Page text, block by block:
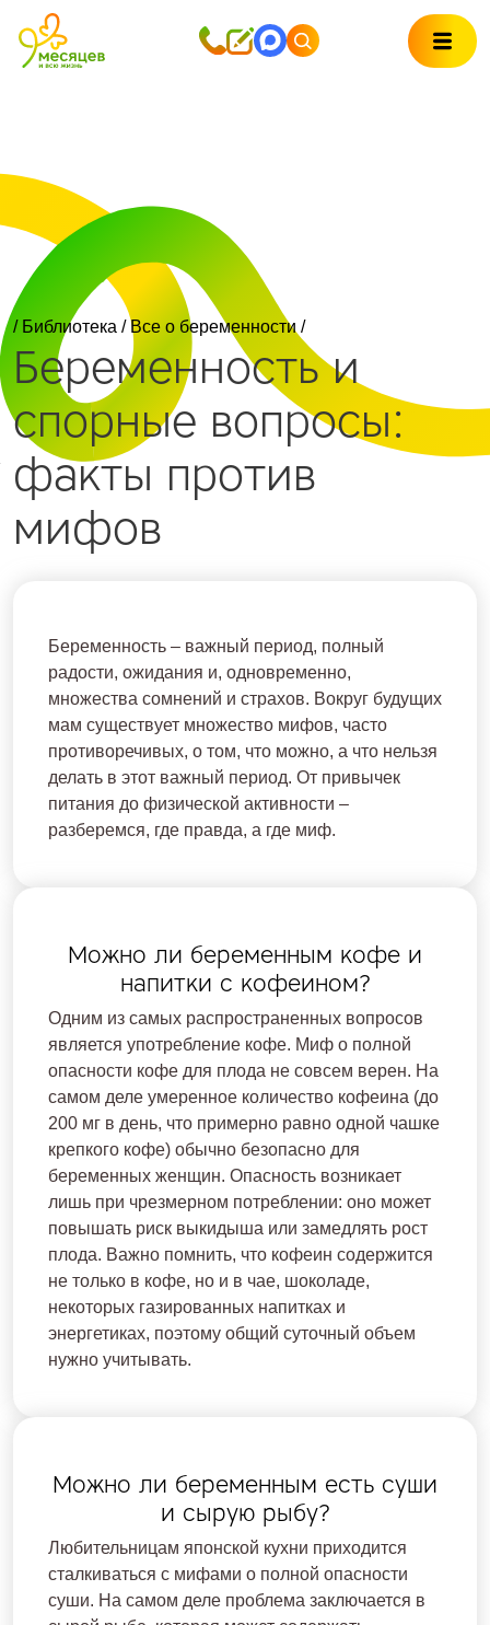
/ Библиотека /Все о беременности /
Беременность и
спорные вопросы:
факты против
мифов
Беременность – важный период, полный
радости, ожидания и, одновременно,
множества сомнений и страхов. Вокруг будущих
мам существует множество мифов, часто
противоречивых, о том, что можно, а что нельзя
делать в этот важный период. От привычек
питания до физической активности –
разберемся, где правда, а где миф.
Можно ли беременным кофе и
напитки с кофеином?
Одним из самых распространенных вопросов
является употребление кофе. Миф о полной
опасности кофе для плода не совсем верен. На
самом деле умеренное количество кофеина (до
200 мг в день, что примерно равно одной чашке
крепкого кофе) обычно безопасно для
беременных женщин. Опасность возникает
лишь при чрезмерном потреблении: оно может
повышать риск выкидыша или замедлять рост
плода. Важно помнить, что кофеин содержится
не только в кофе, но и в чае, шоколаде,
некоторых газированных напитках и
энергетиках, поэтому общий суточный объем
нужно учитывать.
Можно ли беременным есть суши
и сырую рыбу?
Любительницам японской кухни приходится
сталкиваться с мифами о полной опасности
суши. На самом деле проблема заключается в